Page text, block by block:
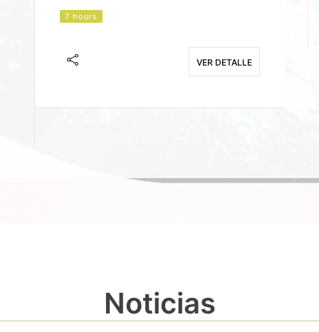
7 hours
VER DETALLE
Noticias